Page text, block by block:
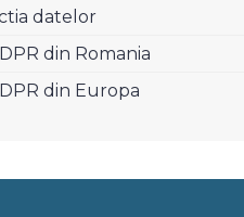
datelor
din Romania
din Europa